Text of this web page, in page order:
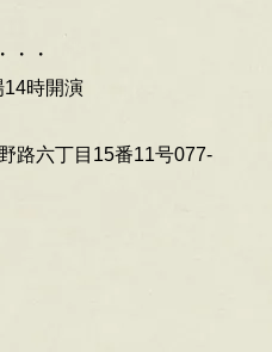
・・
14時開演
路六丁目15番11号077-